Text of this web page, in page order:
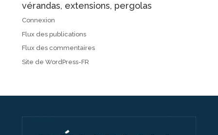
vérandas, extensions, pergolas
Connexion
Flux des publications
Flux des commentaires
Site de WordPress-FR